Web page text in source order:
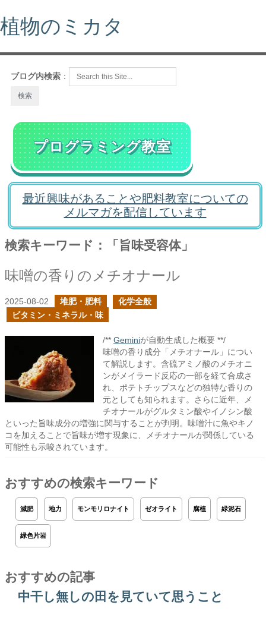
植物のミカタ
ブログ内検索 ：
プログラミング教室
最近興味があることや肥料教室についての
メルマガを配信しています
検索キーワード：「旨味受容体」
味噌の香りのメチオナール
2025-08-02 堆肥・肥料
化学全般
ビタミン・ミネラル・味
/** Geminiが自動生成した概要 **/
味噌の香り成分「メチオナール」につい
て解説します。含硫アミノ酸のメチオニ
ンがメイラード反応の一部を経て合成さ
れ、ポテトチップスなどの独特な香りの
元としても知られます。さらに近年、メ
チオナールがグルタミン酸やイノシン酸
といった旨味成分の増強に関与することが判明。味噌汁に魚やキノ
コを加えることで旨味が増す現象に、メチオナールが関係している
可能性も示唆されています。
おすすめの検索キーワード
減肥 地力 モンモリロナイト ゼオライト 腐植 緑泥石
緑色片岩
おすすめの記事
中干し無しの田を見ていて思うこと